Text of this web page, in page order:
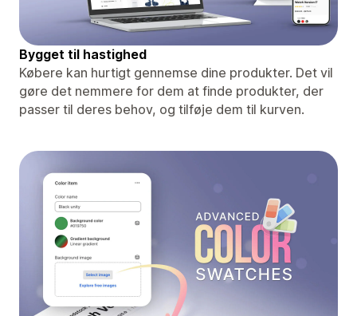
Bygget til hastighed
Købere kan hurtigt gennemse dine produkter. Det vil
gøre det nemmere for dem at finde produkter, der
passer til deres behov, og tilføje dem til kurven.